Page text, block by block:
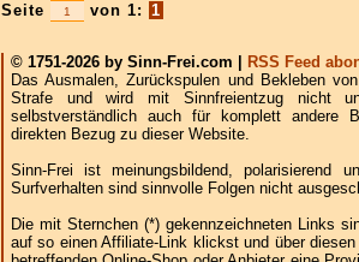
Seite von 1: 1
© 1751-2026 by Sinn-Frei.com |
RSS Feed
Das Ausmalen, Zurückspulen und Bekleben
Strafe und wird mit Sinnfreientzug nicht
selbstverständlich auch für komplett andere
direkten Bezug zu dieser Website.
Sinn-Frei ist meinungsbildend, polarisierend
Surfverhalten sind sinnvolle Folgen nicht
Die mit Sternchen (*) gekennzeichneten Links
auf so einen Affiliate-Link klickst und über